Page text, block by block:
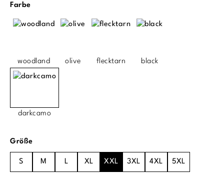
Farbeauswählen
woodland olive flecktarn black
darkcamo
Größeauswählen
S M L XL XXL 3XL 4XL 5XL